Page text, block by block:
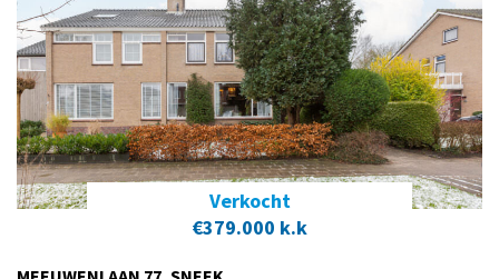
Verkocht
€379.000 k.k